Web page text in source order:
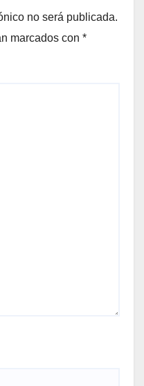
no será publicada.
marcados con *